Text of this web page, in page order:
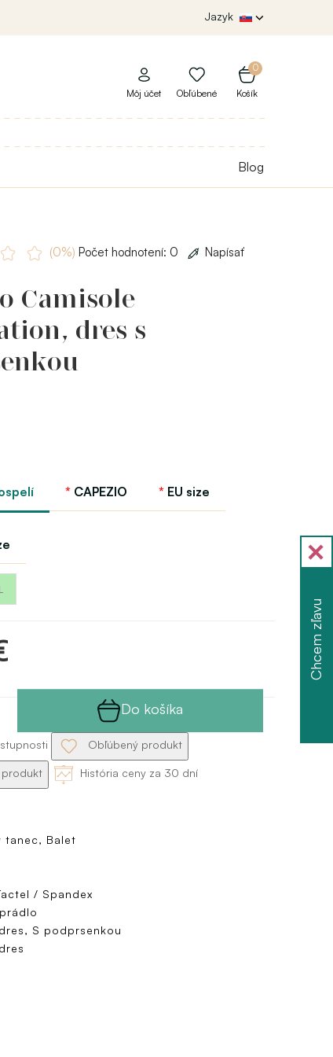
Jazyk
0
Košík
Môj účet Obľúbené
Blog
(0%) Počet hodnotení: 0
Napísať
Camisole
dres s
CAPEZIO EU size
L
Do košíka
Obľúbený produkt
produkt História ceny za 30 dní
tanec, Balet
/ Spandex
S podprsenkou
Chcem zľavu